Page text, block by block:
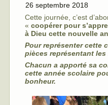
26 septembre 2018
Cette journée, c’est
« coopérer pour
à Dieu cette nouvelle
Pour représenter cette
pièces représentant les
Chacun a apporté sa
cette année scolaire
bonheur.